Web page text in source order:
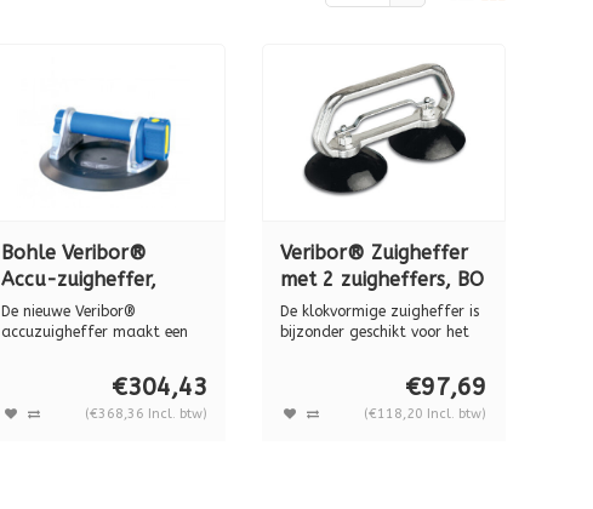
Bohle Veribor®
Accu-zuigheffer,
aluminium, BO 601A,
120 kg
De nieuwe Veribor®
accuzuigheffer maakt een
€304,43
(€368,36 Incl. btw)
Veribor® Zuigheffer
met 2 zuigheffers, BO
602.50
De klokvormige zuigheffer is
bijzonder geschikt voor het
€97,69
(€118,20 Incl. btw)